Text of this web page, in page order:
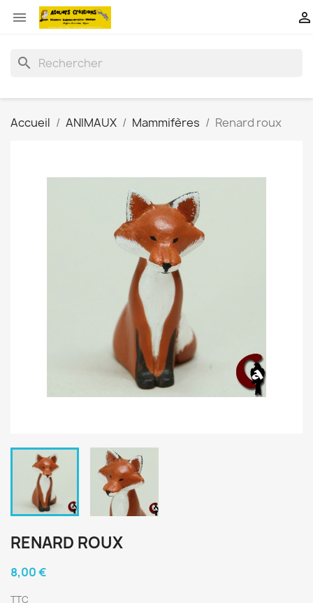
 
search
Accueil ANIMAUX Mammifères Renard roux
RENARD ROUX
8,00 €
TTC